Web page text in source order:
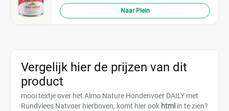
Naar Plein
Vergelijk hier de prijzen van dit
product
mooi textje over het Almo Nature Hondenvoer DAILY met
Rundvlees Natvoer hierboven, komt hier ook html in te zien?